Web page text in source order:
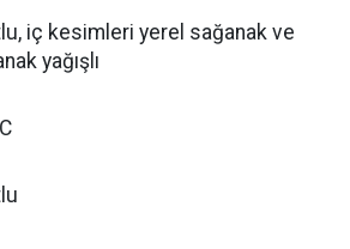
iç kesimleri yerel sağanak ve
yağışlı